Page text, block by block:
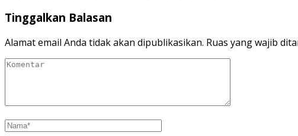
Tinggalkan Balasan
Alamat email Anda tidak akan dipublikasikan. Ruas yang wajib